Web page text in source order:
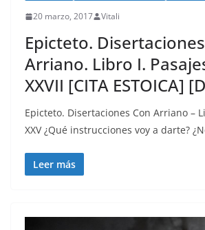
20 marzo, 2017 Vitali
Epicteto.
Arriano. Libro I.
XXVII [CITA ESTOICA]
Epicteto. Disertaciones Con Arriano –
XXV ¿Qué instrucciones voy a darte?
Leer más